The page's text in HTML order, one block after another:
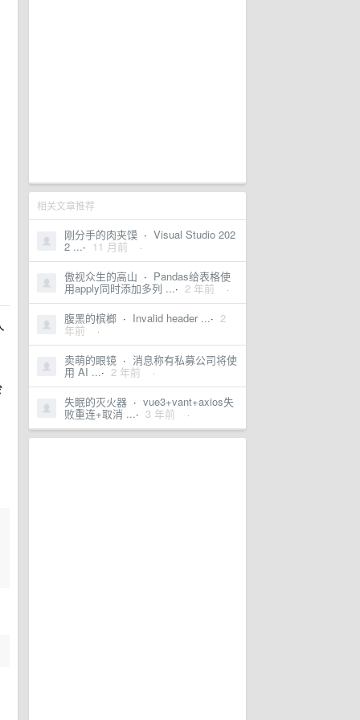
相关文章推荐
刚分手的肉夹馍 · Visual Studio 202
2 ...· 11 月前 ·
傲视众生的高山 · Pandas给表格使
用apply同时添加多列 ...· 2 年前 ·
腹黑的槟榔 · Invalid header ...· 2
年前 ·
卖萌的眼镜 · 消息称有私募公司将使
用 AI ...· 2 年前 ·
失眠的灭火器 · vue3+vant+axios失
败重连+取消 ...· 3 年前 ·